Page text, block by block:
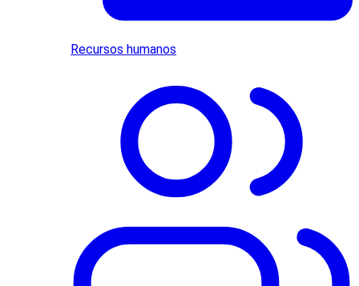
Recursos humanos